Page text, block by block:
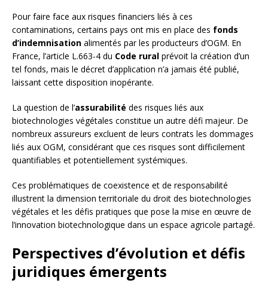
Pour faire face aux risques financiers liés à ces
contaminations, certains pays ont mis en place des fonds
d’indemnisation alimentés par les producteurs d’OGM. En
France, l’article L.663-4 du Code rural prévoit la création d’un
tel fonds, mais le décret d’application n’a jamais été publié,
laissant cette disposition inopérante.
La question de l’assurabilité des risques liés aux
biotechnologies végétales constitue un autre défi majeur. De
nombreux assureurs excluent de leurs contrats les dommages
liés aux OGM, considérant que ces risques sont difficilement
quantifiables et potentiellement systémiques.
Ces problématiques de coexistence et de responsabilité
illustrent la dimension territoriale du droit des biotechnologies
végétales et les défis pratiques que pose la mise en œuvre de
l’innovation biotechnologique dans un espace agricole partagé.
Perspectives d’évolution et défis
juridiques émergents